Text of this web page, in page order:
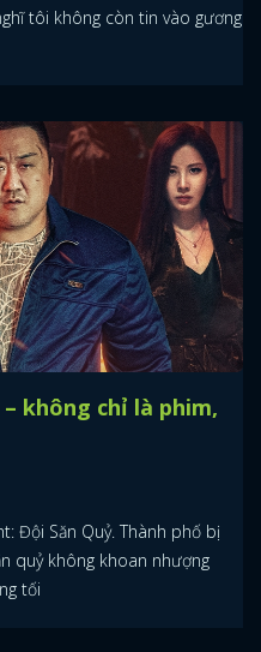
tôi không còn tin vào gương
không chỉ là phim,
Đội Săn Quỷ. Thành phố bị
quỷ không khoan nhượng
tối